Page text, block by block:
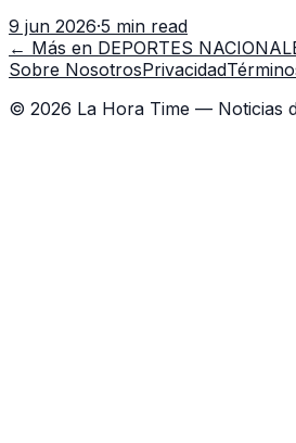
9 jun 2026·5 min read
← Más en DEPORTES
Sobre NosotrosPrivacidad
© 2026 La Hora Time — Noticias